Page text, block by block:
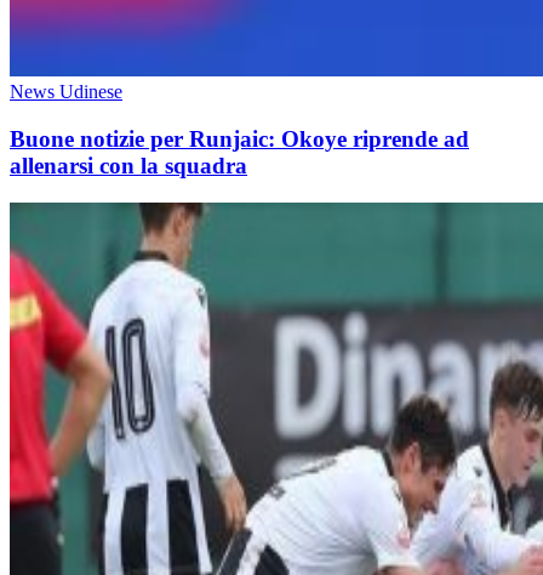
News Udinese
Buone notizie per Runjaic: Okoye riprende ad
allenarsi con la squadra